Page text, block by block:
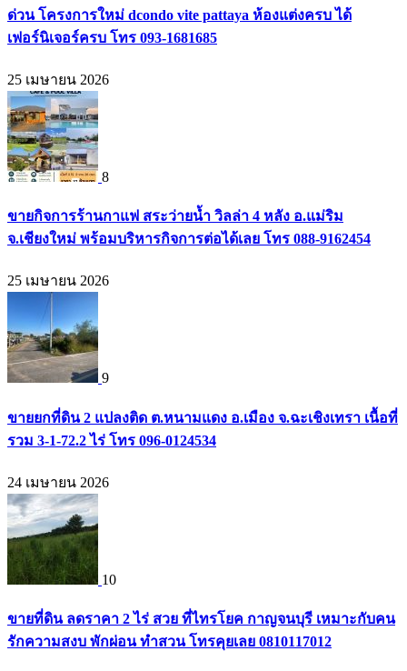
ด่วน โครงการใหม่ dcondo vite pattaya ห้องแต่งครบ ได้
เฟอร์นิเจอร์ครบ โทร 093-1681685
25 เมษายน 2026
8
ขายกิจการร้านกาแฟ สระว่ายน้ำ วิลล่า 4 หลัง อ.แม่ริม
จ.เชียงใหม่ พร้อมบริหารกิจการต่อได้เลย โทร 088-9162454
25 เมษายน 2026
9
ขายยกที่ดิน 2 แปลงติด ต.หนามแดง อ.เมือง จ.ฉะเชิงเทรา เนื้อที่
รวม 3-1-72.2 ไร่ โทร 096-0124534
24 เมษายน 2026
10
ขายที่ดิน ลดราคา 2 ไร่ สวย ที่ไทรโยค กาญจนบุรี เหมาะกับคน
รักความสงบ พักผ่อน ทำสวน โทรคุยเลย 0810117012